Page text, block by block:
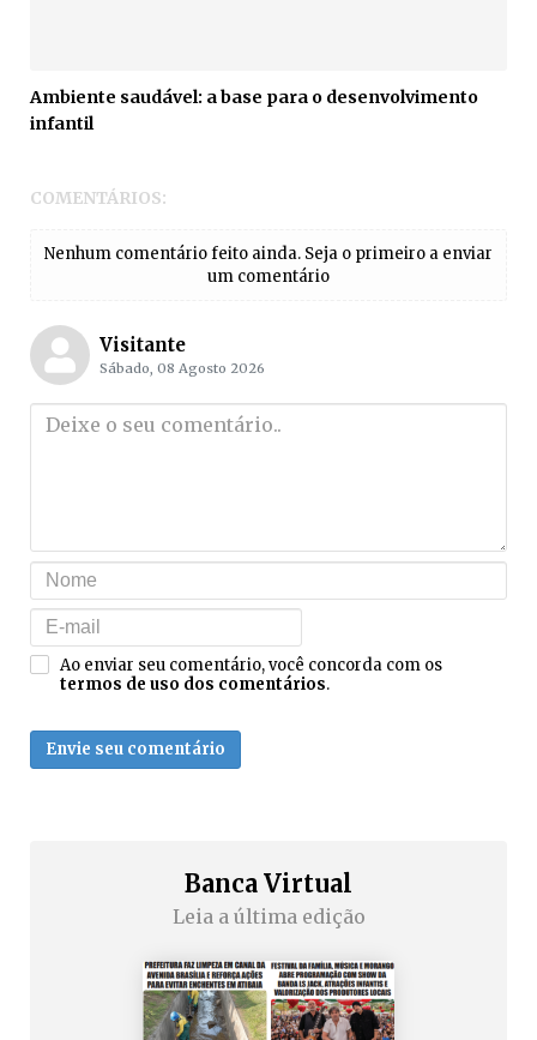
Ambiente saudável: a base para o desenvolvimento
infantil
COMENTÁRIOS:
Nenhum comentário feito ainda. Seja o primeiro a enviar
um comentário
Visitante
Sábado, 08 Agosto 2026
Ao enviar seu comentário, você concorda com os
termos de uso dos comentários.
Envie seu comentário
Banca Virtual
Leia a última edição